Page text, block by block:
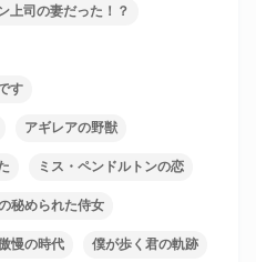
上司の妻だった！？
す
アギレアの野獣
ミス・ペンドルトンの恋
秘められた侍女
慢の時代 僕が歩く君の軌跡